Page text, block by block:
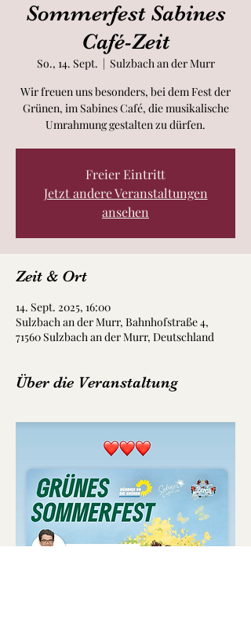
Sommerfest Sabines
Café-Zeit
So., 14. Sept.
  |
Sulzbach an der Murr
Wir freuen uns besonders, bei dem Fest der
Grünen, im Sabines Café, die musikalische
Umrahmung gestalten zu dürfen.
Freier Eintritt
Jetzt andere Veranstaltungen
ansehen
Zeit & Ort
14. Sept. 2025, 16:00
Sulzbach an der Murr, Bahnhofstraße 4,
71560 Sulzbach an der Murr, Deutschland
Über die Veranstaltung